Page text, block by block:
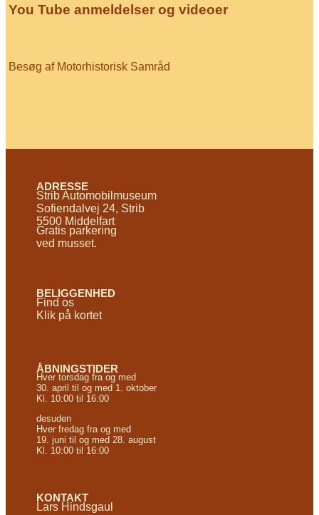
You Tube anmeldelser og videoer
Besøg af Motorhistorisk Samråd
ADRESSE
Strib Automobilmuseum
Sofiendalvej 24, Strib
5500 Middelfart
Gratis parkering
ved musset.
BELIGGENHED
Find os
Klik på kortet
ÅBNINGSTIDER
Hver torsdag fra og med
30. april til og med 1. oktober
Kl. 10:00 til 16:00
desuden
Hver fredag fra og med
19. juni til og med 28. august
Kl. 10:00 til 16:00
KONTAKT
Lars Hindsgaul